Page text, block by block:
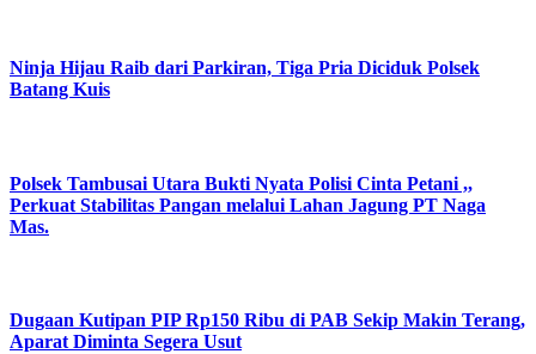
Ninja Hijau Raib dari Parkiran, Tiga Pria Diciduk Polsek
Batang Kuis
Polsek Tambusai Utara Bukti Nyata Polisi Cinta Petani ,,
Perkuat Stabilitas Pangan melalui Lahan Jagung PT Naga
Mas.
Dugaan Kutipan PIP Rp150 Ribu di PAB Sekip Makin Terang,
Aparat Diminta Segera Usut